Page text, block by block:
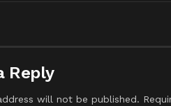
Reply
will not be published.